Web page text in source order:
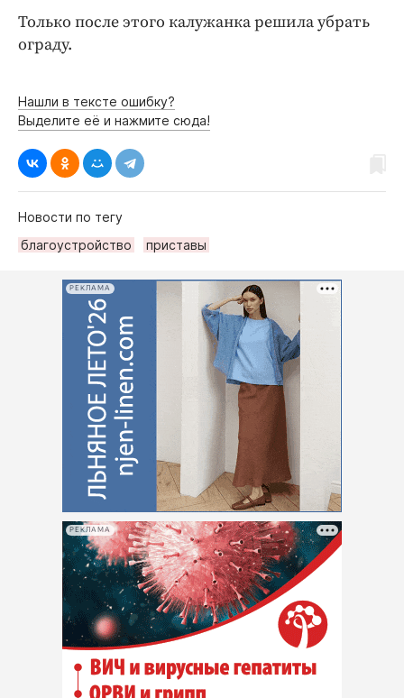
Только после этого калужанка решила убрать
ограду.
Нашли в тексте ошибку?
Выделите её и нажмите сюда!
Новости по тегу
благоустройство
приставы
РЕКЛАМА
РЕКЛАМА